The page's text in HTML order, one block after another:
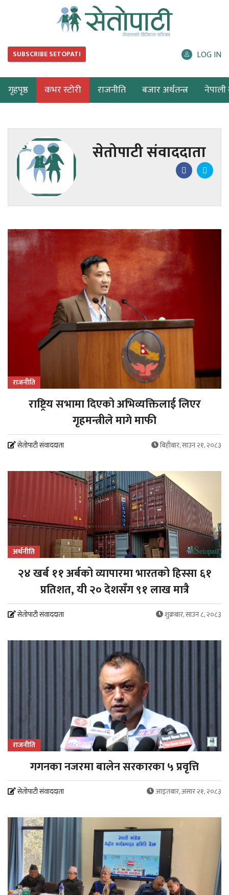
SUBSCRIBE SETOPATI LOG IN
गृहपृष्ठ कभर स्टोरी राजनीति बजार अर्थतन्त्र नेपाली
सेतोपाटी संवाददाता
राजनीति
राष्ट्रिय सभामा दिएको अभिव्यक्तिलाई लिएर
गृहमन्त्रीले मागे माफी
सेतोपाटी संवाददाता बिहीबार, साउन २१, २०८३
अर्थनीति
२४ खर्ब ११ अर्बको व्यापारमा भारतको हिस्सा ६१
प्रतिशत, यी २० देशसँग ९१ लाख मात्रै
सेतोपाटी संवाददाता शुक्रबार, साउन ८, २०८३
राजनीति
गगनका नजरमा बालेन सरकारका ५ प्रवृत्ति
सेतोपाटी संवाददाता आइतबार, असार २१, २०८३